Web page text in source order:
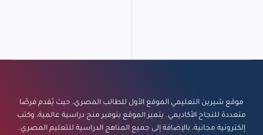
موقع شيرين التعليمي الموقع الأول للطالب المصري، حيث يُقدم فرصًا
متعددة للنجاح الأكاديمي. يتميز الموقع بتوفير منح دراسية عالمية، وكتب
إلكترونية مجانية، بالإضافة إلى جميع المناهج الدراسية للتعليم المصري.